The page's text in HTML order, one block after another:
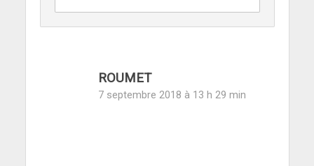
ROUMET
7 septembre 2018 à 13 h 29 min